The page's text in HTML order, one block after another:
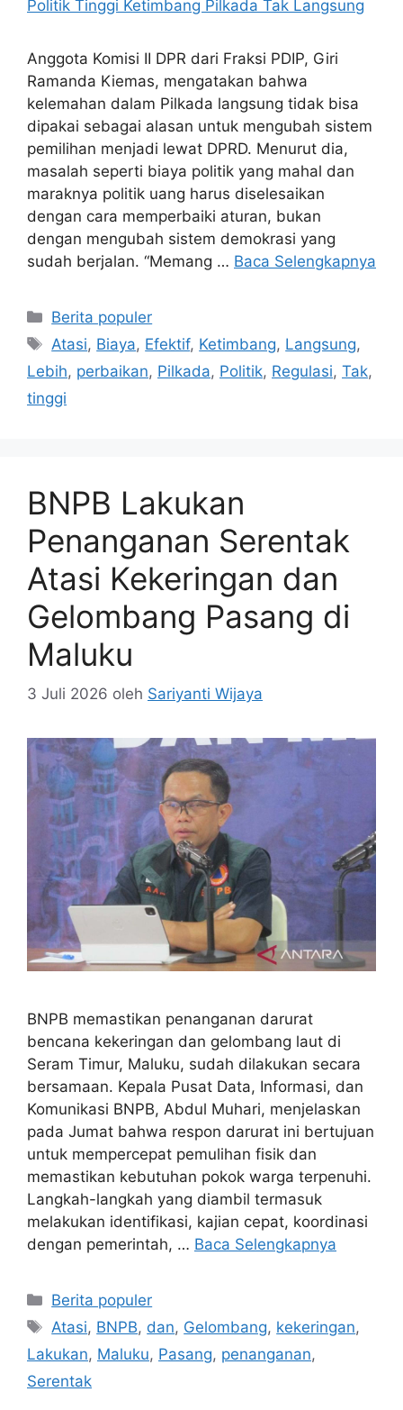
Anggota Komisi II DPR dari Fraksi PDIP, Giri
Ramanda Kiemas, mengatakan bahwa
kelemahan dalam Pilkada langsung tidak bisa
dipakai sebagai alasan untuk mengubah sistem
pemilihan menjadi lewat DPRD. Menurut dia,
masalah seperti biaya politik yang mahal dan
maraknya politik uang harus diselesaikan
dengan cara memperbaiki aturan, bukan
dengan mengubah sistem demokrasi yang
sudah berjalan. “Memang … Baca Selengkapnya
Kategori
Berita populer
Tag
Atasi, Biaya, Efektif, Ketimbang, Langsung,
Lebih, perbaikan, Pilkada, Politik, Regulasi, Tak,
tinggi
BNPB Lakukan
Penanganan Serentak
Atasi Kekeringan dan
Gelombang Pasang di
Maluku
3 Juli 2026 oleh Sariyanti Wijaya
BNPB memastikan penanganan darurat
bencana kekeringan dan gelombang laut di
Seram Timur, Maluku, sudah dilakukan secara
bersamaan. Kepala Pusat Data, Informasi, dan
Komunikasi BNPB, Abdul Muhari, menjelaskan
pada Jumat bahwa respon darurat ini bertujuan
untuk mempercepat pemulihan fisik dan
memastikan kebutuhan pokok warga terpenuhi.
Langkah-langkah yang diambil termasuk
melakukan identifikasi, kajian cepat, koordinasi
dengan pemerintah, … Baca Selengkapnya
Kategori
Berita populer
Tag
Atasi, BNPB, dan, Gelombang, kekeringan,
Lakukan, Maluku, Pasang, penanganan,
Serentak